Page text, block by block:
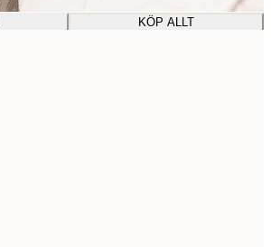
KÖP ALLT